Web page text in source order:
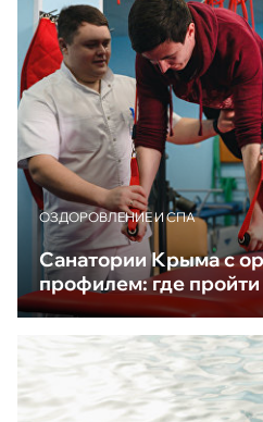
ОЗДОРОВЛЕНИЕ И СПА
Санатории Крыма с
профилем: где